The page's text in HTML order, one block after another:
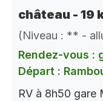
château - 19
(Niveau : ** -
Rendez-vous :
Départ :
RV à 8h50 gare